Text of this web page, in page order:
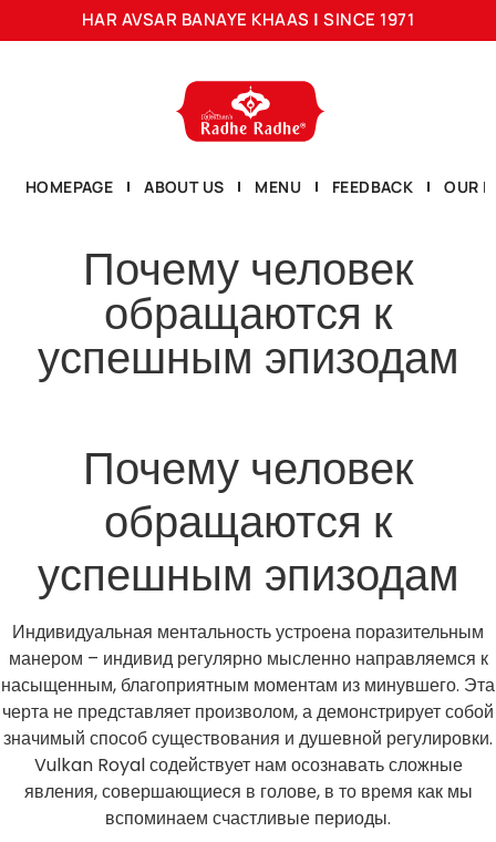
HAR AVSAR BANAYE KHAAS | SINCE 1971
HOMEPAGE ABOUT US MENU FEEDBACK OUR
Почему человек
обращаются к
успешным эпизодам
Почему человек
обращаются к
успешным эпизодам
Индивидуальная ментальность устроена поразительным
манером – индивид регулярно мысленно направляемся к
насыщенным, благоприятным моментам из минувшего. Эта
черта не представляет произволом, а демонстрирует собой
значимый способ существования и душевной регулировки.
Vulkan Royal содействует нам осознавать сложные
явления, совершающиеся в голове, в то время как мы
вспоминаем счастливые периоды.